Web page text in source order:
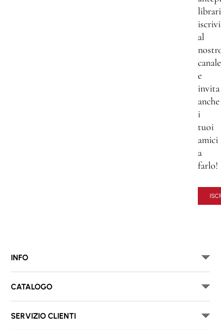
al
canale
e
invita
anche
i
tuoi
amici
a
farlo!
INFO
CATALOGO
SERVIZIO CLIENTI